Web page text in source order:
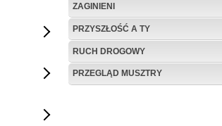
ZAGINIENI
PRZYSZŁOŚĆ A TY
RUCH DROGOWY
PRZEGLĄD MUSZTRY